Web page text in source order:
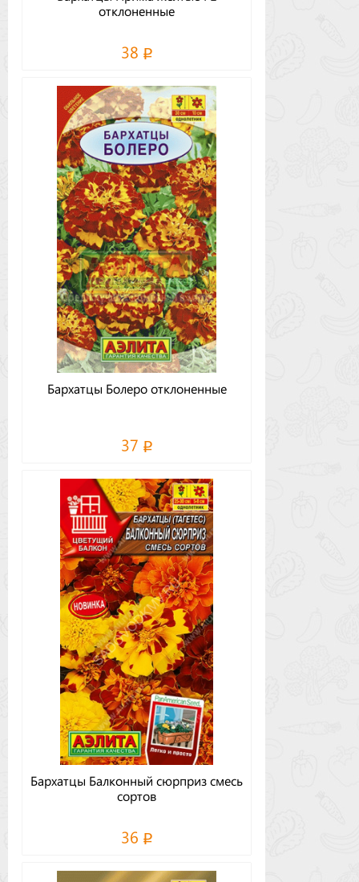
отклоненные
38
Бархатцы Болеро отклоненные
37
Бархатцы Балконный сюрприз смесь
сортов
36